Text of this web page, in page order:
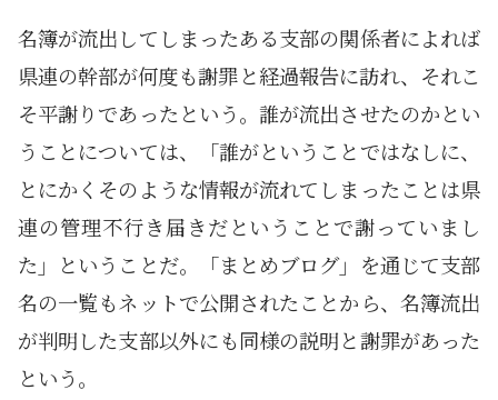
名簿が流出してしまったある支部の関係者によれば
県連の幹部が何度も謝罪と経過報告に訪れ、それこ
そ平謝りであったという。誰が流出させたのかとい
うことについては、「誰がということではなしに、
とにかくそのような情報が流れてしまったことは県
連の管理不行き届きだということで謝っていまし
た」ということだ。「まとめブログ」を通じて支部
名の一覧もネットで公開されたことから、名簿流出
が判明した支部以外にも同様の説明と謝罪があった
という。